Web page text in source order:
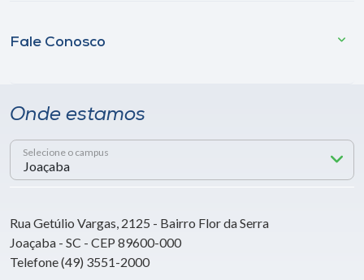
Fale Conosco
Onde estamos
Selecione o campus
Rua Getúlio Vargas, 2125 - Bairro Flor da Serra
Joaçaba - SC - CEP 89600-000
Telefone (49) 3551-2000